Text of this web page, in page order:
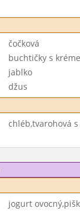
čočková
buchtičky s
jablko
džus
chléb,tvarohová
jogurt